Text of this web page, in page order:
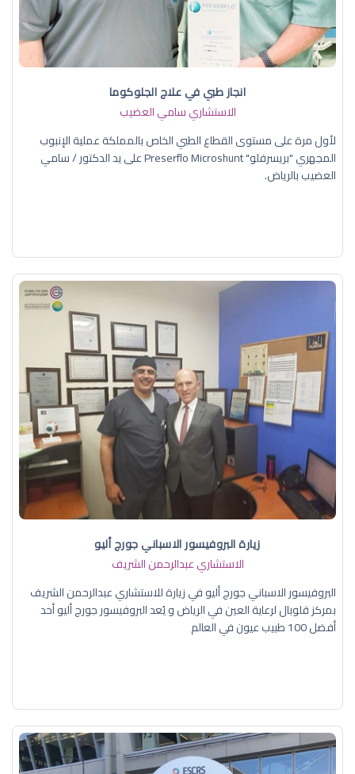
انجاز طبي في علاج الجلوكوما
الاستشاري سامي العضيب
لأول مرة على مستوى القطاع الطبي الخاص بالمملكة عملية الإنبوب
المجهري "بريسرفلو" Preserflo Microshunt على يد الدكتور / سامي
العضيب بالرياض.
زيارة البروفيسور الاسباني جورج أليو
الاستشاري عبدالرحمن الشريف
البروفيسور الاسباني جورج أليو في زيارة للاستشاري عبدالرحمن الشريف
بمركز قلوبال لرعاية العين في الرياض و يُعد البروفيسور جورج أليو أحد
أفضل 100 طبيب عيون في العالم